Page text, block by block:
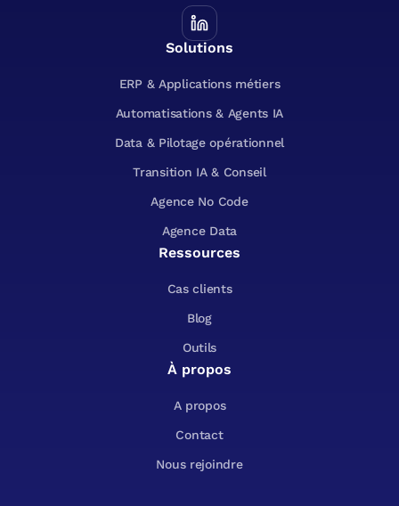
Solutions
ERP & Applications métiers
Automatisations & Agents IA
Data & Pilotage opérationnel
Transition IA & Conseil
Agence No Code
Agence Data
Ressources
Cas clients
Blog
Outils
À propos
A propos
Contact
Nous rejoindre